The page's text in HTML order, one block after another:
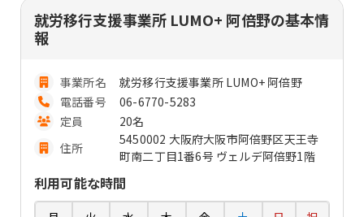
就労移行支援事業所 LUMO+ 阿倍野の基本情
報
事業所名
就労移行支援事業所 LUMO+ 阿倍野
電話番号
06-6770-5283
定員
20名
住所
5450002 大阪府大阪市阿倍野区天王寺
町南二丁目1番6号 ヴェルデ阿倍野1階
利用可能な時間